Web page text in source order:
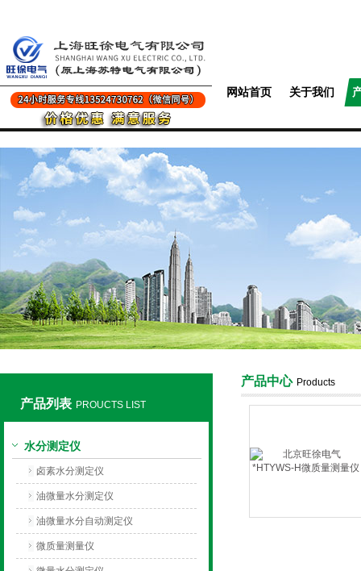
网站首页 关于我们
产品列表 PROUCTS LIST
水分测定仪
卤素水分测定仪
油微量水分测定仪
油微量水分自动测定仪
微质量测量仪
产品中心 Products